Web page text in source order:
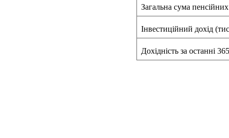
Загальна сума
Інвестиційний дохід
Дохідність за останні